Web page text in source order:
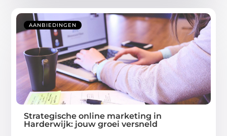
AANBIEDINGEN
Strategische online marketing in
Harderwijk: jouw groei versneld